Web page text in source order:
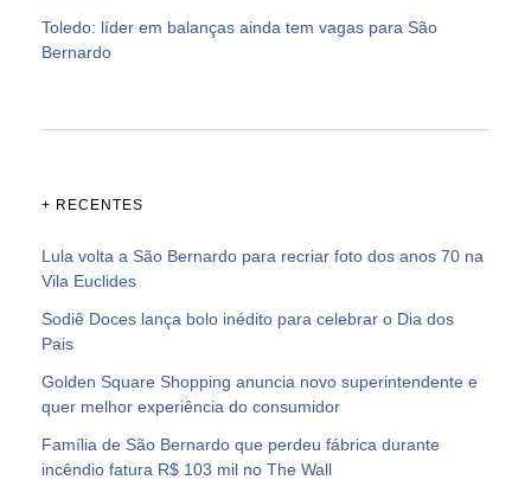
Toledo: líder em balanças ainda tem vagas para São
Bernardo
+ RECENTES
Lula volta a São Bernardo para recriar foto dos anos 70 na
Vila Euclides
Sodiê Doces lança bolo inédito para celebrar o Dia dos
Pais
Golden Square Shopping anuncia novo superintendente e
quer melhor experiência do consumidor
Família de São Bernardo que perdeu fábrica durante
incêndio fatura R$ 103 mil no The Wall